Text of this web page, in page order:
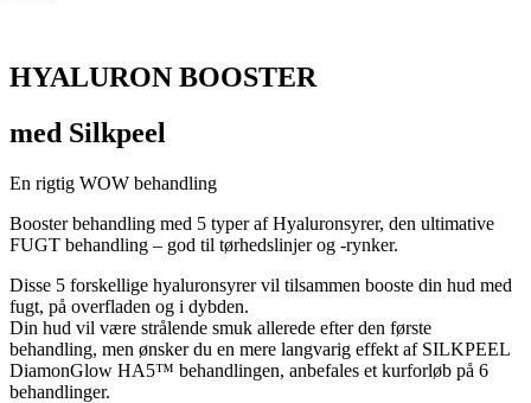
HYALURON BOOSTER
med Silkpeel
En rigtig WOW behandling
Booster behandling med 5 typer af Hyaluronsyrer, den ultimative
FUGT behandling – god til tørhedslinjer og -rynker.
Disse 5 forskellige hyaluronsyrer vil tilsammen booste din hud med
fugt, på overfladen og i dybden.
Din hud vil være strålende smuk allerede efter den første
behandling, men ønsker du en mere langvarig effekt af SILKPEEL
DiamonGlow HA5™ behandlingen, anbefales et kurforløb på 6
behandlinger.